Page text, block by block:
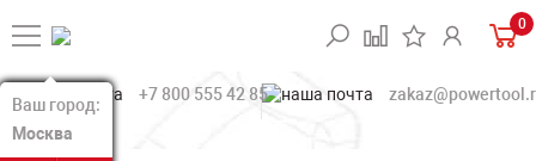
Ваш город:
Москва
Ваш город:
Москва
0
+7 800 555 42 85